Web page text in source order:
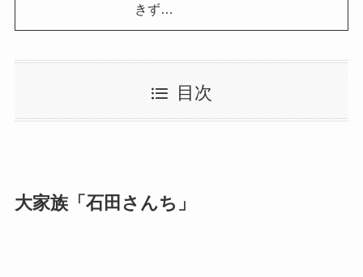
きず…
目次
大家族「石田さんち」